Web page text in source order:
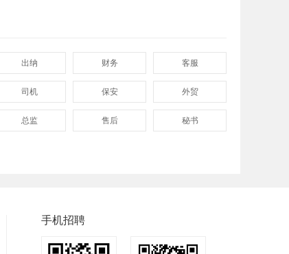
出纳 财务 客服
司机 保安 外贸
总监 售后 秘书
手机招聘